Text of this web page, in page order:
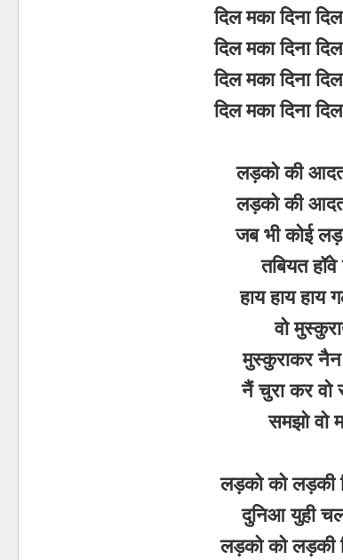
दिल मका दिना
दिल मका दिना
दिल मका दिना
दिल मका दिना
लड़को की
लड़को की
जब भी कोई
तबियत हॉवे
हाय हाय हाय
वो
मुस्कुराकर
नैं चुरा कर वो
समझो वो
लड़को को लड़की
दुनिआ युही
लड़को को लड़की